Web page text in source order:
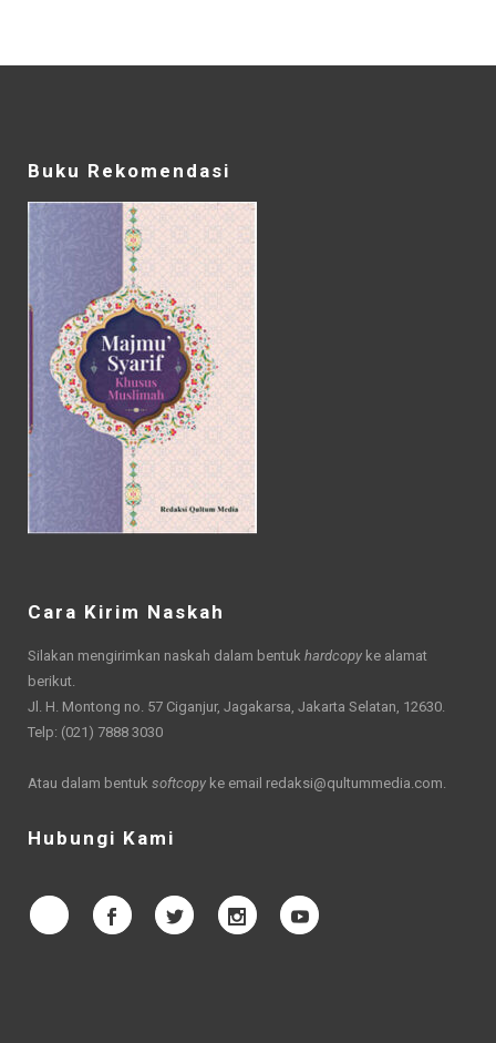
Buku Rekomendasi
Cara Kirim Naskah
Silakan mengirimkan naskah dalam bentuk hardcopy ke alamat
berikut.
Jl. H. Montong no. 57 Ciganjur, Jagakarsa, Jakarta Selatan, 12630.
Telp: (021) 7888 3030
Atau dalam bentuk softcopy ke email redaksi@qultummedia.com.
Hubungi Kami